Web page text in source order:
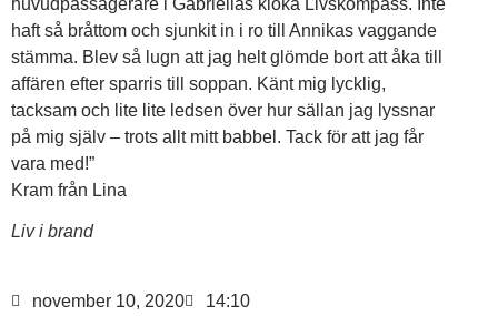
huvudpassagerare i Gabriellas kloka Livskompass. Inte
haft så bråttom och sjunkit in i ro till Annikas vaggande
stämma. Blev så lugn att jag helt glömde bort att åka till
affären efter sparris till soppan. Känt mig lycklig,
tacksam och lite lite ledsen över hur sällan jag lyssnar
på mig själv – trots allt mitt babbel. Tack för att jag får
vara med!”
Kram från Lina
Liv i brand
november 10, 2020 14:10